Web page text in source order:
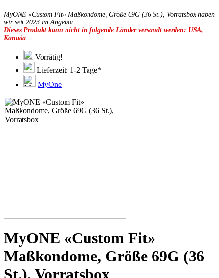
49D
49E
49F
49G
51C
51D
51E
51F
51G
53C
53D
53E
57G
57H
57K
60E
60F
MyONE «Custom Fit» Maßkondome, Größe 69G (36 St.), Vorratsbox haben
wir seit 2023 im Angebot.
Dieses Produkt kann nicht in folgende Länder versandt werden: USA,
Kanada
Vorrätig!
Lieferzeit: 1-2 Tage*
MyOne
MyONE «Custom Fit»
Maßkondome, Größe 69G (36
St.), Vorratsbox